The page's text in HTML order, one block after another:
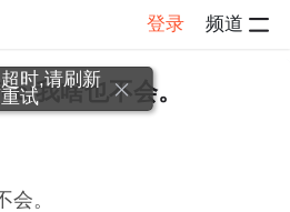
登录 频道
慨 帖子详情
我啥也不会。
会。
时,请刷新
试